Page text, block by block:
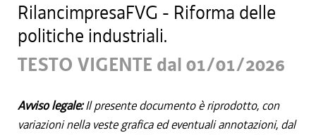
RilancimpresaFVG - Riforma delle
politiche industriali.
TESTO VIGENTE dal 01/01/2026
Avviso legale:Il presente documento è riprodotto, con
variazioni nella veste grafica ed eventuali annotazioni, dal